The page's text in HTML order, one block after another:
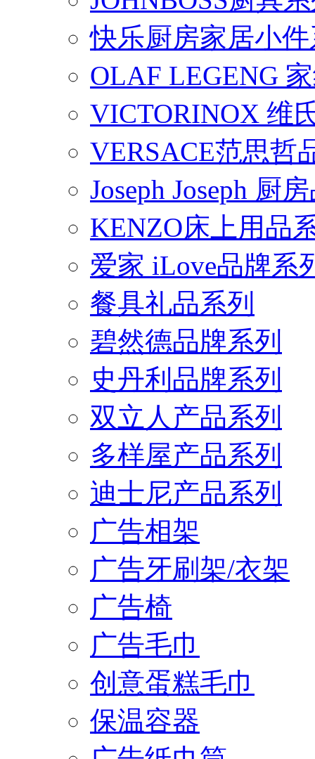
快乐厨房家居小
OLAF LEGENG
VICTORINOX 维
VERSACE范思哲
Joseph Joseph 厨
KENZO床上用品
爱家 iLove品牌系
餐具礼品系列
碧然德品牌系列
史丹利品牌系列
双立人产品系列
多样屋产品系列
迪士尼产品系列
广告相架
广告牙刷架/衣架
广告椅
广告毛巾
创意蛋糕毛巾
保温容器